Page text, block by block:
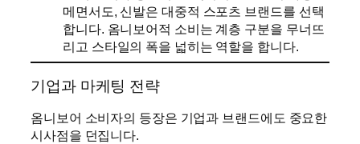
메면서도, 신발은 대중적 스포츠 브랜드를 선택
합니다. 옴니보어적 소비는 계층 구분을 무너뜨
리고 스타일의 폭을 넓히는 역할을 합니다.
기업과 마케팅 전략
옴니보어 소비자의 등장은 기업과 브랜드에도 중요한
시사점을 던집니다.